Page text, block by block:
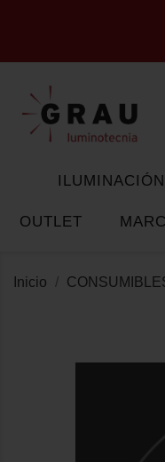
ILUMINACIÓN
OUTLET
Inicio